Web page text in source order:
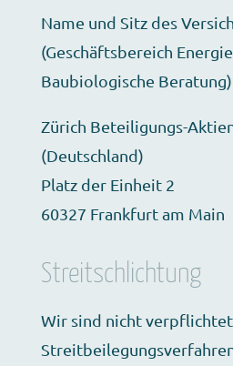
Name und Sitz des
(Geschäftsbereich
Baubiologische
Zürich Beteiligungs-
(Deutschland)
Platz der Einheit 2
60327 Frankfurt am Main
Streitschlichtung
Wir sind nicht